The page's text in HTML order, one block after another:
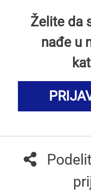
Želite da
nađe u